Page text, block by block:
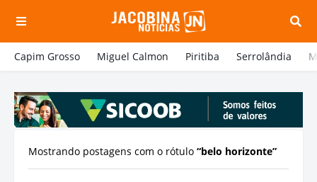
Capim Grosso Miguel Calmon Piritiba Serrolândia
Mostrando postagens com o rótulo belo horizonte